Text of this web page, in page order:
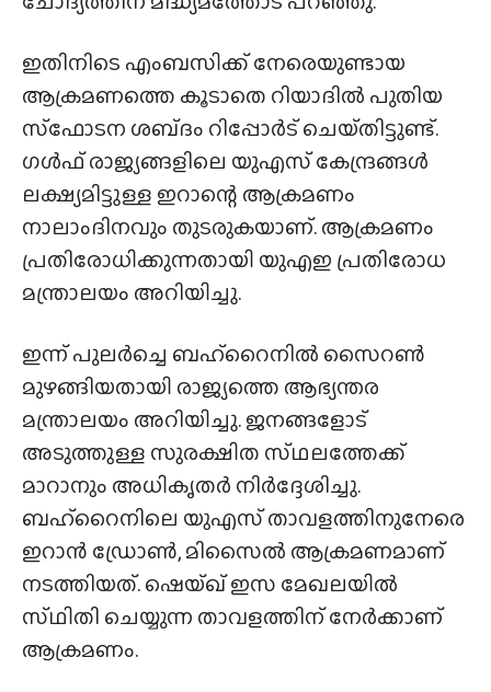
ഇതിനിടെ എംബസിക്ക് നേരെയുണ്ടായ
ആക്രമണത്തെ കൂടാതെ റിയാദിൽ പുതിയ
സ്‌ഫോടന ശബ്‌ദം റിപ്പോർട് ചെയ്‌തിട്ടുണ്ട്‌.
ഗൾഫ് രാജ്യങ്ങളിലെ യുഎസ് കേന്ദ്രങ്ങൾ
ലക്ഷ്യമിട്ടുള്ള ഇറാന്റെ ആക്രമണം
നാലാംദിനവും തുടരുകയാണ്. ആക്രമണം
പ്രതിരോധിക്കുന്നതായി യുഎഇ പ്രതിരോധ
മന്ത്രാലയം അറിയിച്ചു.
ഇന്ന് പുലർച്ചെ ബഹ്‌റൈനിൽ സൈറൺ
മുഴങ്ങിയതായി രാജ്യത്തെ ആഭ്യന്തര
മന്ത്രാലയം അറിയിച്ചു. ജനങ്ങളോട്
അടുത്തുള്ള സുരക്ഷിത സ്‌ഥലത്തേക്ക്‌
മാറാനും അധികൃതർ നിർദ്ദേശിച്ചു.
ബഹ്‌റൈനിലെ യുഎസ് താവളത്തിനുനേരെ
ഇറാൻ ഡ്രോൺ, മിസൈൽ ആക്രമണമാണ്
നടത്തിയത്. ഷെയ്ഖ് ഇസ മേഖലയിൽ
സ്‌ഥിതി ചെയ്യുന്ന താവളത്തിന് നേർക്കാണ്
ആക്രമണം.